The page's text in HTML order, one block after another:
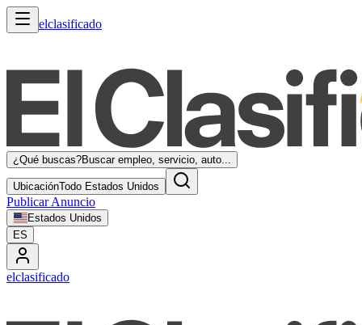
elclasificado
¿Qué buscas?Buscar empleo, servicio, auto...
UbicaciónTodo Estados Unidos
Publicar Anuncio
Estados Unidos
ES
elclasificado